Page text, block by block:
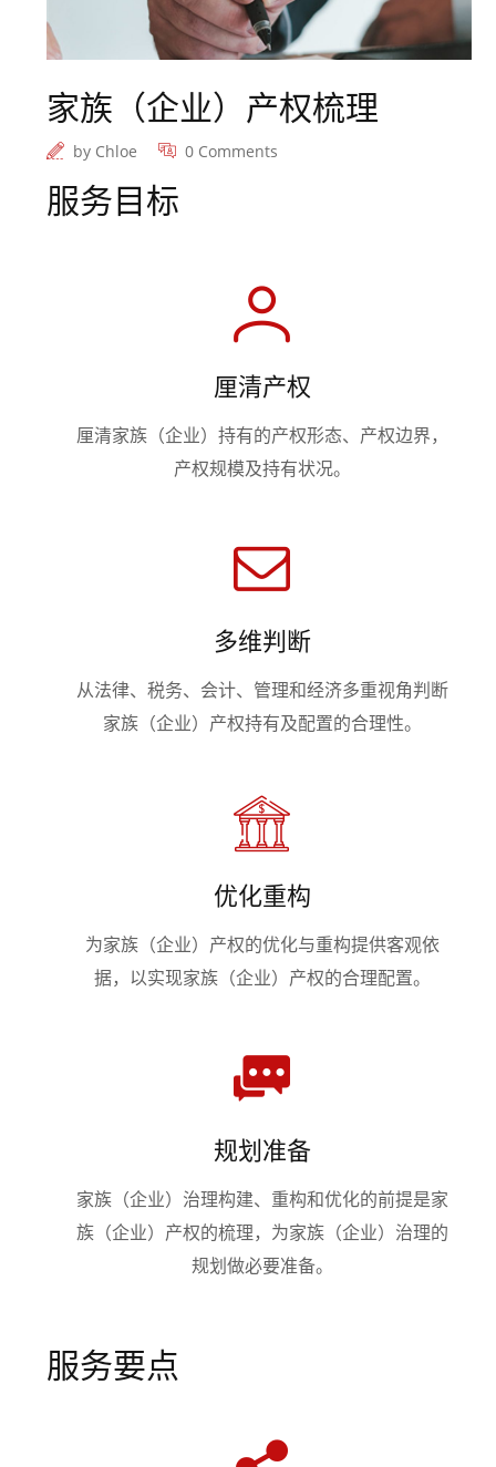
家族（企业）产权梳理
by Chloe 0 Comments
服务目标
厘清产权
厘清家族（企业）持有的产权形态、产权边界，
产权规模及持有状况。
多维判断
从法律、税务、会计、管理和经济多重视角判断
家族（企业）产权持有及配置的合理性。
优化重构
为家族（企业）产权的优化与重构提供客观依
据，以实现家族（企业）产权的合理配置。
规划准备
家族（企业）治理构建、重构和优化的前提是家
族（企业）产权的梳理，为家族（企业）治理的
规划做必要准备。
服务要点